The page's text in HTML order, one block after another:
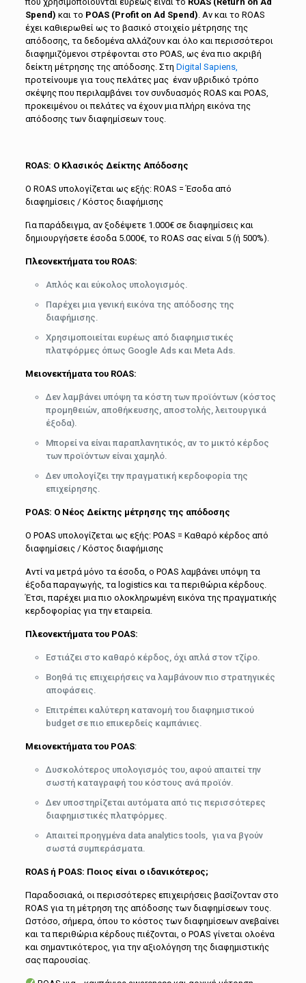
Spend) και το POAS (Profit on Ad Spend). Αν και το ROAS
έχει καθιερωθεί ως το βασικό στοιχείο μέτρησης της
απόδοσης, τα δεδομένα αλλάζουν και όλο και περισσότεροι
διαφημιζόμενοι στρέφονται στο POAS, ως ένα πιο ακριβή
δείκτη μέτρησης της απόδοσης. Στη Digital Sapiens,
προτείνουμε για τους πελάτες μας έναν υβριδικό τρόπο
σκέψης που περιλαμβάνει τον συνδυασμός ROAS και POAS,
προκειμένου οι πελάτες να έχουν μια πλήρη εικόνα της
απόδοσης των διαφημίσεων τους.
ROAS: Ο Κλασικός Δείκτης Απόδοσης
Ο ROAS υπολογίζεται ως εξής: ROAS = Έσοδα από
διαφημίσεις / Κόστος διαφήμισης
Για παράδειγμα, αν ξοδέψετε 1.000€ σε διαφημίσεις και
δημιουργήσετε έσοδα 5.000€, το ROAS σας είναι 5 (ή 500%).
Πλεονεκτήματα του ROAS:
Απλός και εύκολος υπολογισμός.
Παρέχει μια γενική εικόνα της απόδοσης της
διαφήμισης.
Χρησιμοποιείται ευρέως από διαφημιστικές
πλατφόρμες όπως Google Ads και Meta Ads.
Μειονεκτήματα του ROAS:
Δεν λαμβάνει υπόψη τα κόστη των προϊόντων (κόστος
προμηθειών, αποθήκευσης, αποστολής, λειτουργικά
έξοδα).
Μπορεί να είναι παραπλανητικός, αν το μικτό κέρδος
των προϊόντων είναι χαμηλό.
Δεν υπολογίζει την πραγματική κερδοφορία της
επιχείρησης.
POAS: Ο Νέος Δείκτης μέτρησης της απόδοσης
Ο POAS υπολογίζεται ως εξής: POAS = Καθαρό κέρδος από
διαφημίσεις / Κόστος διαφήμισης
Αντί να μετρά μόνο τα έσοδα, ο POAS λαμβάνει υπόψη τα
έξοδα παραγωγής, τα logistics και τα περιθώρια κέρδους.
Έτσι, παρέχει μια πιο ολοκληρωμένη εικόνα της πραγματικής
κερδοφορίας για την εταιρεία.
Πλεονεκτήματα του POAS:
Εστιάζει στο καθαρό κέρδος, όχι απλά στον τζίρο.
Βοηθά τις επιχειρήσεις να λαμβάνουν πιο στρατηγικές
αποφάσεις.
Επιτρέπει καλύτερη κατανομή του διαφημιστικού
budget σε πιο επικερδείς καμπάνιες.
Μειονεκτήματα του POAS:
Δυσκολότερος υπολογισμός του, αφού απαιτεί την
σωστή καταγραφή του κόστους ανά προϊόν.
Δεν υποστηρίζεται αυτόματα από τις περισσότερες
διαφημιστικές πλατφόρμες.
Απαιτεί προηγμένα data analytics tools, για να βγούν
σωστά συμπεράσματα.
ROASή POAS: Ποιος είναι ο ιδανικότερος;
Παραδοσιακά, οι περισσότερες επιχειρήσεις βασίζονταν στο
ROAS για τη μέτρηση της απόδοσης των διαφημίσεων τους.
Ωστόσο, σήμερα, όπου το κόστος των διαφημίσεων ανεβαίνει
και τα περιθώρια κέρδους πιέζονται, ο POAS γίνεται ολοένα
και σημαντικότερος, για την αξιολόγηση της διαφημιστικής
σας παρουσίας.